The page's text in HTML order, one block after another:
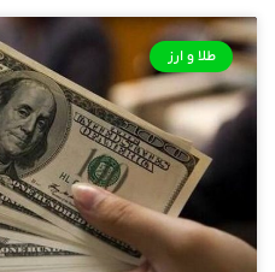
طلا و ارز